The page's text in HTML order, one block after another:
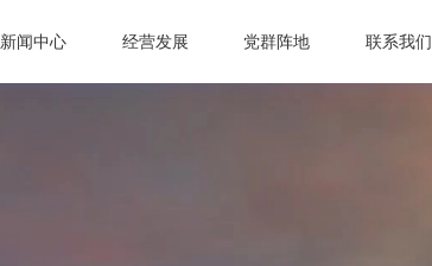
新闻中心 经营发展 党群阵地 联系我们